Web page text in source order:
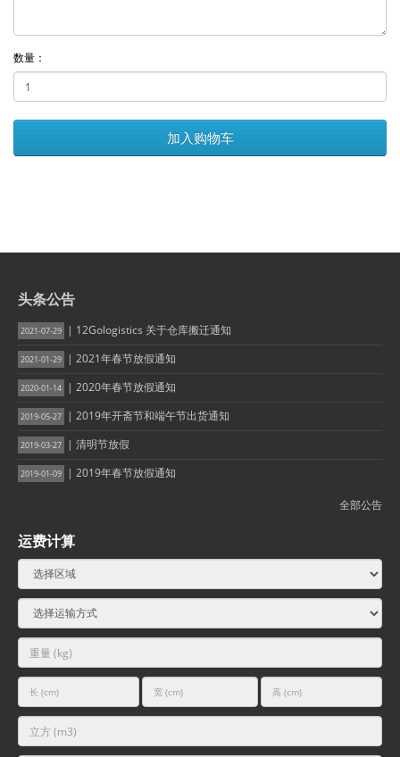
数量：
加入购物车
头条公告
2021-07-29 | 12Gologistics 关于仓库搬迁通知
2021-01-29 | 2021年春节放假通知
2020-01-14 | 2020年春节放假通知
2019-05-27 | 2019年开斋节和端午节出货通知
2019-03-27 | 清明节放假
2019-01-09 | 2019年春节放假通知
全部公告
运费计算